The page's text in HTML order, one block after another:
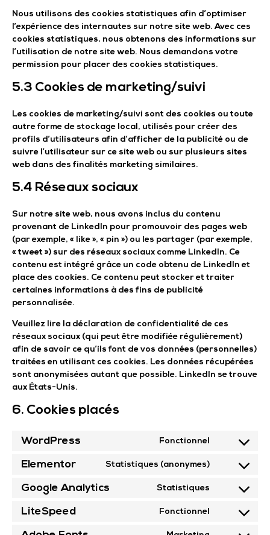
Nous utilisons des cookies statistiques afin d’optimiser
l’expérience des internautes sur notre site web. Avec ces
cookies statistiques, nous obtenons des informations sur
l’utilisation de notre site web. Nous demandons votre
permission pour placer des cookies statistiques.
5.3 Cookies de marketing/suivi
Les cookies de marketing/suivi sont des cookies ou toute
autre forme de stockage local, utilisés pour créer des
profils d’utilisateurs afin d’afficher de la publicité ou de
suivre l’utilisateur sur ce site web ou sur plusieurs sites
web dans des finalités marketing similaires.
5.4 Réseaux sociaux
Sur notre site web, nous avons inclus du contenu
provenant de LinkedIn pour promouvoir des pages web
(par exemple, « like », « pin ») ou les partager (par exemple,
« tweet ») sur des réseaux sociaux comme LinkedIn. Ce
contenu est intégré grâce un code obtenu de LinkedIn et
place des cookies. Ce contenu peut stocker et traiter
certaines informations à des fins de publicité
personnalisée.
Veuillez lire la déclaration de confidentialité de ces
réseaux sociaux (qui peut être modifiée régulièrement)
afin de savoir ce qu’ils font de vos données (personnelles)
traitées en utilisant ces cookies. Les données récupérées
sont anonymisées autant que possible. LinkedIn se trouve
aux États-Unis.
6. Cookies placés
WordPress Fonctionnel
Elementor Statistiques (anonymes)
Google Analytics Statistiques
LiteSpeed Fonctionnel